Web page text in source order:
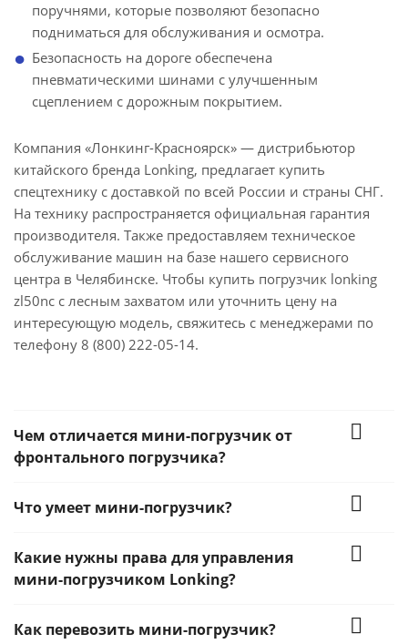
поручнями, которые позволяют безопасно
подниматься для обслуживания и осмотра.
Безопасность на дороге обеспечена
пневматическими шинами с улучшенным
сцеплением с дорожным покрытием.
Компания «Лонкинг-Красноярск» — дистрибьютор
китайского бренда Lonking, предлагает купить
спецтехнику с доставкой по всей России и страны СНГ.
На технику распространяется официальная гарантия
производителя. Также предоставляем техническое
обслуживание машин на базе нашего сервисного
центра в Челябинске. Чтобы купить погрузчик lonking
zl50nc с лесным захватом или уточнить цену на
интересующую модель, свяжитесь с менеджерами по
телефону 8 (800) 222-05-14.
Чем отличается мини-погрузчик от
фронтального погрузчика?
Что умеет мини-погрузчик?
Какие нужны права для управления
мини-погрузчиком Lonking?
Как перевозить мини-погрузчик?